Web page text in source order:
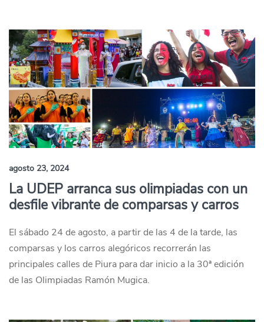
agosto 23, 2024
La UDEP arranca sus olimpiadas con un
desfile vibrante de comparsas y carros
El sábado 24 de agosto, a partir de las 4 de la tarde, las
comparsas y los carros alegóricos recorrerán las
principales calles de Piura para dar inicio a la 30ª edición
de las Olimpiadas Ramón Mugica.